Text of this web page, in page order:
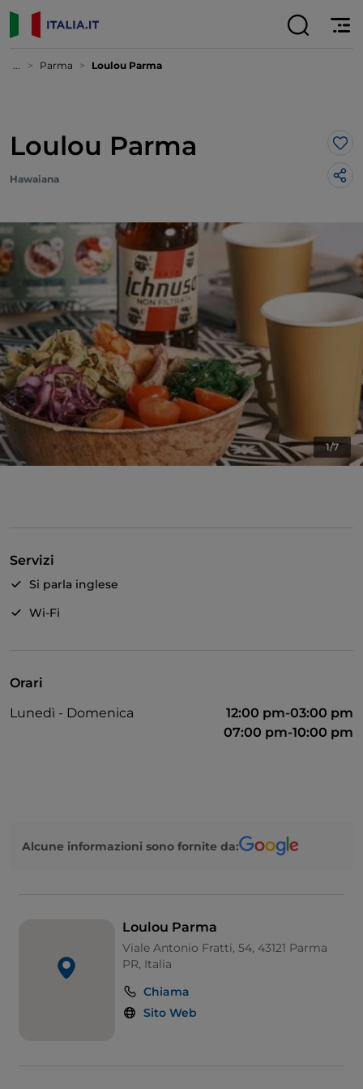
... Parma Loulou Parma
Loulou Parma
Hawaiana
1/7
Servizi
Si parla inglese
Wi-Fi
Orari
Lunedì - Domenica
12:00 pm-03:00 pm
07:00 pm-10:00 pm
Alcune informazioni sono fornite da:
Loulou Parma
Viale Antonio Fratti, 54, 43121 Parma
PR, Italia
Chiama
Sito Web